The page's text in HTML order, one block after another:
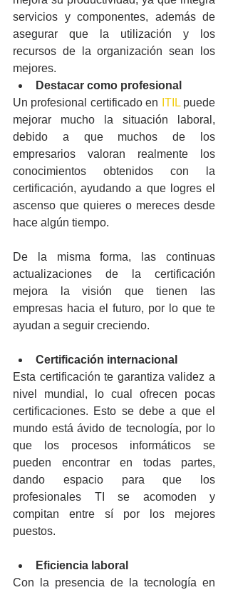
servicios y componentes, además de
asegurar que la utilización y los
recursos de la organización sean los
mejores.
Destacar como profesional
Un profesional certificado en ITIL puede
mejorar mucho la situación laboral,
debido a que muchos de los
empresarios valoran realmente los
conocimientos obtenidos con la
certificación, ayudando a que logres el
ascenso que quieres o mereces desde
hace algún tiempo.
De la misma forma, las continuas
actualizaciones de la certificación
mejora la visión que tienen las
empresas hacia el futuro, por lo que te
ayudan a seguir creciendo.
Certificación internacional
Esta certificación te garantiza validez a
nivel mundial, lo cual ofrecen pocas
certificaciones. Esto se debe a que el
mundo está ávido de tecnología, por lo
que los procesos informáticos se
pueden encontrar en todas partes,
dando espacio para que los
profesionales TI se acomoden y
compitan entre sí por los mejores
puestos.
Eficiencia laboral
Con la presencia de la tecnología en